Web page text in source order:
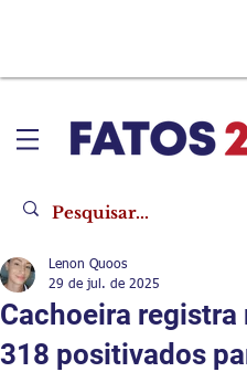
Cachoeira registra
318 positivados
Lenon Quoos
29 de jul. de 2025